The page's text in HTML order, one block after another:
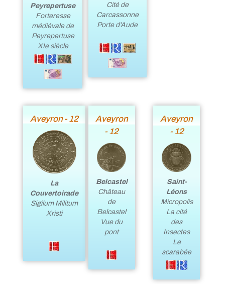
Peyrepertuse
Forteresse
médiévale de
Peyrepertuse
XIe siècle
Cité de
Carcassonne
Porte d'Aude
Aveyron - 12
La
Couvertoirade
Sigilum Militum
Xristi
Aveyron
- 12
Belcastel
Château
de
Belcastel
Vue du
pont
Aveyron
- 12
Saint-
Léons
Micropolis
La cité
des
Insectes
Le
scarabée